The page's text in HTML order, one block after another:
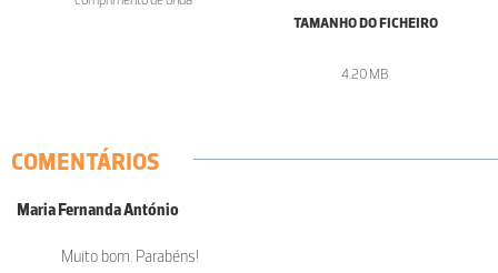
TAMANHO DO FICHEIRO
4.20 MB
COMENTÁRIOS
Maria Fernanda António
Muito bom. Parabéns!